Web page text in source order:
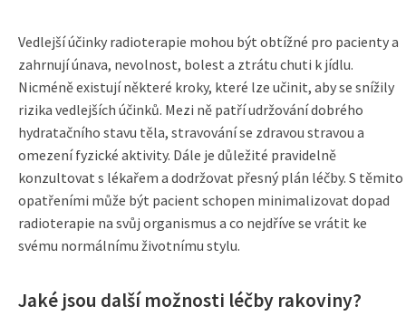
Vedlejší účinky radioterapie mohou být obtížné pro pacienty a
zahrnují únava, nevolnost, bolest a ztrátu chuti k jídlu.
Nicméně existují některé kroky, které lze učinit, aby se snížily
rizika vedlejších účinků. Mezi ně patří udržování dobrého
hydratačního stavu těla, stravování se zdravou stravou a
omezení fyzické aktivity. Dále je důležité pravidelně
konzultovat s lékařem a dodržovat přesný plán léčby. S těmito
opatřeními může být pacient schopen minimalizovat dopad
radioterapie na svůj organismus a co nejdříve se vrátit ke
svému normálnímu životnímu stylu.
Jaké jsou další možnosti léčby rakoviny?